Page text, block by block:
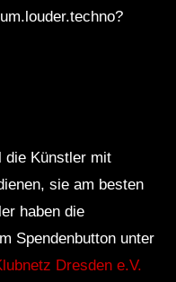
die Künstler mit
sie am besten
haben die
Spendenbutton unter
Dresden e.V.